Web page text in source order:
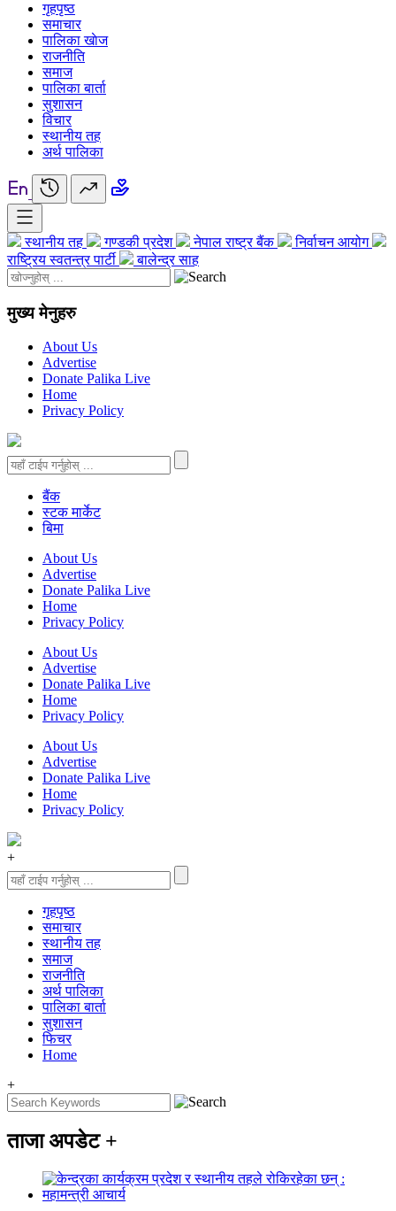
गृहपृष्ठ
समाचार
पालिका खाेज
राजनीति
समाज
पालिका बार्ता
सुशासन
विचार
स्थानीय तह
अर्थ पालिका
स्थानीय तह गण्डकी प्रदेश नेपाल राष्ट्र बैंक
निर्वाचन आयोग
राष्ट्रिय स्वतन्त्र पार्टी
बालेन्द्र साह
मुख्य मेनुहरु
About Us
Advertise
Donate Palika Live
Home
Privacy Policy
बैंक
स्टक मार्केट
बिमा
About Us
Advertise
Donate Palika Live
Home
Privacy Policy
About Us
Advertise
Donate Palika Live
Home
Privacy Policy
About Us
Advertise
Donate Palika Live
Home
Privacy Policy
+
गृहपृष्‍ठ
समाचार
स्थानीय तह
समाज
राजनीति
अर्थ पालिका
पालिका बार्ता
सुशासन
फिचर
Home
+
ताजा अपडेट +